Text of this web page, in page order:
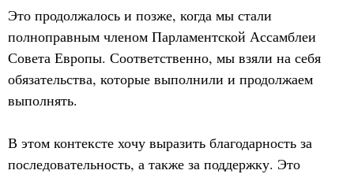
Это продолжалось и позже, когда мы стали
полноправным членом Парламентской Ассамблеи
Совета Европы. Соответственно, мы взяли на себя
обязательства, которые выполнили и продолжаем
выполнять.
В этом контексте хочу выразить благодарность за
последовательность, а также за поддержку. Это